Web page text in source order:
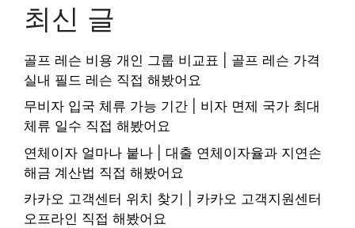
최신 글
골프 레슨 비용 개인 그룹 비교표 | 골프 레슨 가격
실내 필드 레슨 직접 해봤어요
무비자 입국 체류 가능 기간 | 비자 면제 국가 최대
체류 일수 직접 해봤어요
연체이자 얼마나 붙나 | 대출 연체이자율과 지연손
해금 계산법 직접 해봤어요
카카오 고객센터 위치 찾기 | 카카오 고객지원센터
오프라인 직접 해봤어요